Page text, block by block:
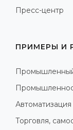
Пресс-центр
ПРИМЕРЫ И
Торговля,